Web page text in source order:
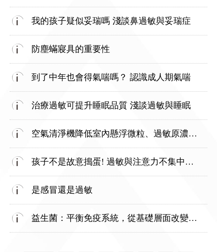
我的孩子疑似妥瑞嗎 淺談鼻過敏與妥瑞症
防塵蟎寢具的重要性
到了中年也會得氣喘嗎？ 認識成人期氣喘
治療過敏可提升睡眠品質 淺談過敏與睡眠
空氣清淨機降低室內懸浮微粒、過敏原濃度 有助於改善過敏
孩子不是故意搗蛋! 過敏與注意力不集中、_反父母_人格
是感冒還是過敏
益生菌：平衡免疫系統，從基礎層面改變體質與改善過敏